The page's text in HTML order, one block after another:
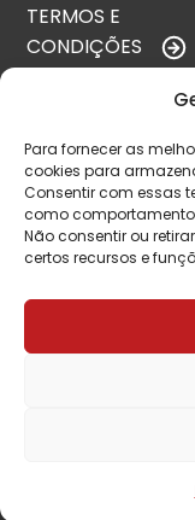
Para fornecer as
cookies para
Consentir com essas
como comportamento
Não consentir ou
certos recursos e
TERMOS E
CONDIÇÕES
POLÍTICA DE
REEMBOLSO
LIVRO DE